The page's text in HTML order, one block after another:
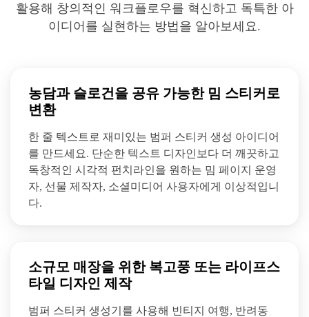
활용해 창의적인 워크플로우를 혁신하고 독특한 아
이디어를 실현하는 방법을 알아보세요.
농담과 슬로건을 공유 가능한 밈 스티커로
변환
한 줄 텍스트로 재미있는 범퍼 스티커 생성 아이디어
를 만드세요. 단순한 텍스트 디자인보다 더 깨끗하고
독창적인 시각적 펀치라인을 원하는 밈 페이지 운영
자, 선물 제작자, 소셜미디어 사용자에게 이상적입니
다.
소규모 매장을 위한 복고풍 또는 라이프스
타일 디자인 제작
범퍼 스티커 생성기를 사용해 빈티지 여행, 반려동